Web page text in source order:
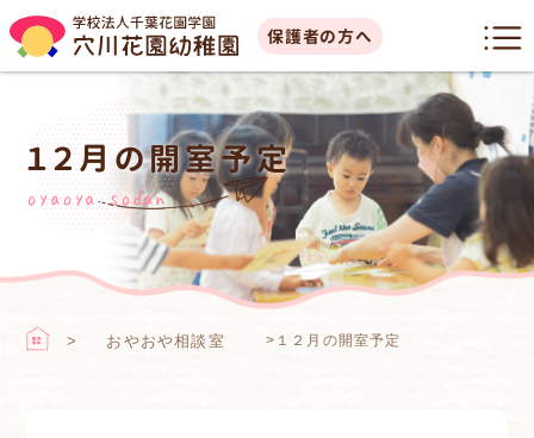
保護者の方へ
１２月の開室予定
oyaoya sodan
おやおや相談室 > １２月の開室予定